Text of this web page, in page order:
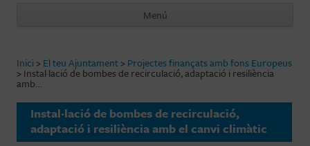
Menú
Inici>El teu Ajuntament>Projectes finançats amb fons Europeus
>Instal·lació de bombes de recirculació, adaptació i resiliència
amb…
Instal·lació de bombes de recirculació,
adaptació i resiliència amb el canvi climàtic